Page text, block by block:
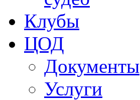
Клубы
ЦОД
Документы
Услуги